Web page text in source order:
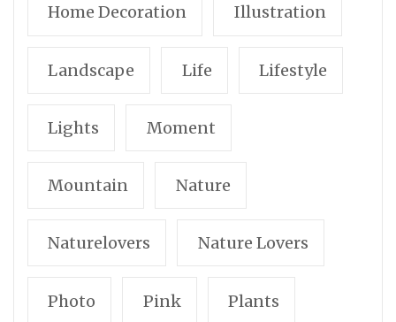
Home Decoration Illustration
Landscape Life Lifestyle
Lights Moment
Mountain Nature
Naturelovers Nature Lovers
Photo Pink Plants